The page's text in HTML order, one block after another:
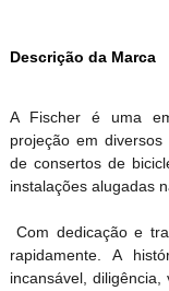
Descrição da Marca
A Fischer é uma
projeção em
de consertos de
instalações alugadas
Com dedicação e
rapidamente. A
incansável,